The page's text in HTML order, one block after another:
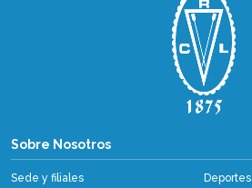
Sobre Nosotros
Sobre Nosotros
Sede y filiales Deportes